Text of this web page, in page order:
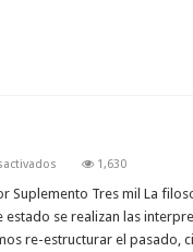
en
funerarios
la
vida
1,630
Suplemento Tres mil La
estado se realizan las
re-estructurar el pasado,